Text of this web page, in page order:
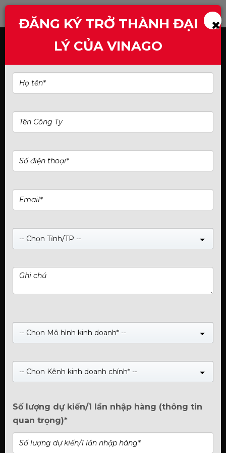
Trang chủ Card đồ họa NVIDIA 30 Series
Card đồ hoạ Manli GeForce RTX™ 3050 8GB Nebula
Single
Card đồ hoạ Manli GeForce RTX™
0
5
(Xem 0 đánh giá)
Giá:Liên hệ
Manli GeForce RTX™ 3050 8GB Nebula Single
GỌIHOTLINE
ĐĂNG KÝ TRỞ THÀNH ĐẠI
LÝ CỦA VINAGO
-- Chọn Tỉnh/TP --
-- Chọn Mô hình kinh doanh* --
-- Chọn Kênh kinh doanh chính* --
Số lượng dự kiến/1 lần nhập hàng (thông tin
quan trọng)*